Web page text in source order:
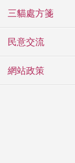
三貓處方箋
民意交流
網站政策